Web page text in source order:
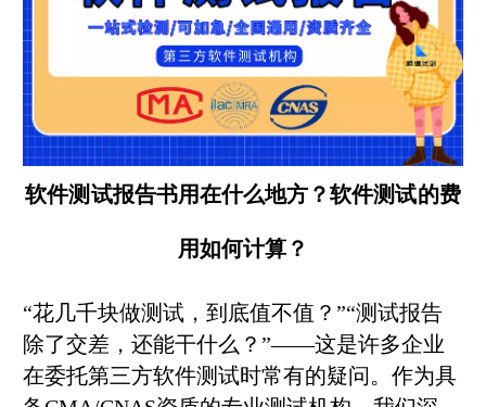
软件测试报告书用在什么地方？软件测试的费
用如何计算？
“花几千块做测试，到底值不值？”“测试报告
除了交差，还能干什么？”——这是许多企业
在委托第三方软件测试时常有的疑问。作为具